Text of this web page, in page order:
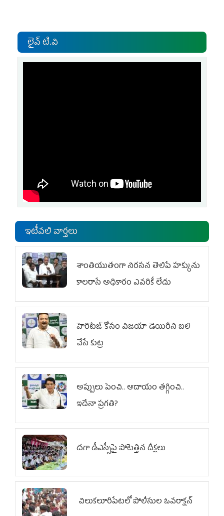
లైవ్ టి.వి
ఇటీవలి వార్తలు
శాంతియుతంగా నిరసన తెలిపే హక్కును
కాలరాసే అధికారం ఎవరికీ లేదు
హెరిటేజ్ కోసం విజయా డెయిరీని బలి
చేసే కుట్ర‌
అప్పులు పెంచి.. ఆదాయం తగ్గించి..
ఇదేనా ప్రగతి?
దగా డీఎస్సీపై పోటెత్తిన దీక్షలు
చిలుక‌లూరిపేట‌లో పోలీసుల ఓవ‌రాక్ష‌న్‌